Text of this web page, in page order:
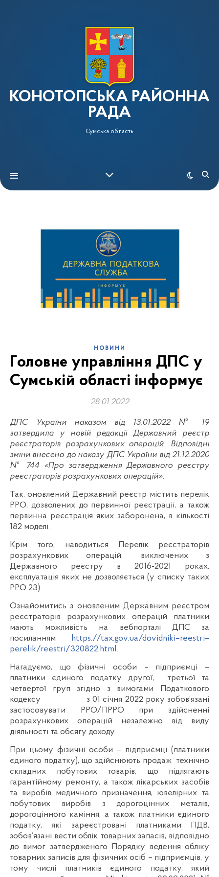
КОНОТОПСЬКА РАЙОННА
РАДА
Сумська область
НОВИНИ
Головне управління ДПС у
Сумській області інформує
28.01.2022
ДПС України наказом від 13.01.2022 № 19
затвердила у новій редакції Державний реєстр
реєстраторів розрахункових операцій. Відповідні
зміни внесено до наказу ДПС України від 21.12.2020
№ 744 «Про затвердження Державного реєстру
реєстраторів розрахункових операцій».
Так, оновлений Державний реєстр містить перелік
РРО, дозволених до первинної реєстрації, а також
первинна реєстрація яких заборонена, в кількості
182 моделі.
Крім того, наводиться Перелік реєстраторів
розрахункових операцій, виключених з
Державного реєстру в 2016-2021 роках,
експлуатація яких не дозволяється (у списку таких
РРО 23).
Ознайомитись з оновленим Державним реєстром
реєстраторів розрахункових операцій платники
мають можливість на вебпорталі ДПС за
посиланням https://tax.gov.ua/dovidniki–reestri–
perelik/reestri/320822.html.
Нагадуємо, що фізичні особи – підприємці –
платники єдиного податку другої, третьої та
четвертої груп згідно з вимогами Податкового
кодексу з 01 січня 2022 року зобов’язані
застосовувати РРО/ПРРО при здійсненні
розрахункових операцій незалежно від виду
діяльності та обсягу доходу.
При цьому фізичні особи – підприємці (платники
єдиного податку), що здійснюють продаж технічно
складних побутових товарів, що підлягають
гарантійному ремонту, а також лікарських засобів
та виробів медичного призначення, ювелірних та
побутових виробів з дорогоцінних металів,
дорогоцінного каміння, а також платники єдиного
податку, які зареєстровані платниками ПДВ,
зобов’язані вести облік товарних запасів, відповідно
до вимог затвердженого Порядку ведення обліку
товарних записів для фізичних осіб – підприємців, у
тому числі платників єдиного податку, який